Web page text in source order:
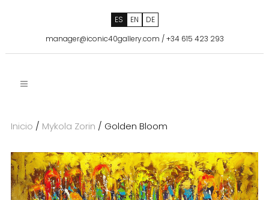
ES EN
DE
manager@iconic40gallery.com /+34 615 423 293
Inicio / Mykola Zorin / Golden Bloom